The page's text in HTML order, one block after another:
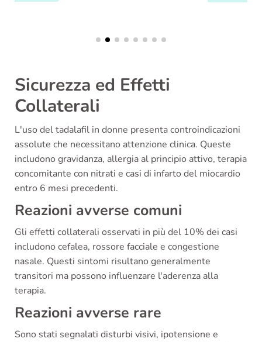
Sicurezza ed Effetti
Collaterali
L'uso del tadalafil in donne presenta controindicazioni
assolute che necessitano attenzione clinica. Queste
includono gravidanza, allergia al principio attivo, terapia
concomitante con nitrati e casi di infarto del miocardio
entro 6 mesi precedenti.
Reazioni avverse comuni
Gli effetti collaterali osservati in più del 10% dei casi
includono cefalea, rossore facciale e congestione
nasale. Questi sintomi risultano generalmente
transitori ma possono influenzare l'aderenza alla
terapia.
Reazioni avverse rare
Sono stati segnalati disturbi visivi, ipotensione e